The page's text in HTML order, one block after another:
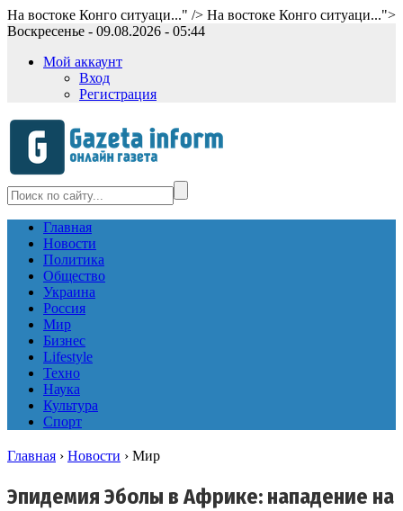
На востоке Конго ситуаци..." /> На востоке Конго ситуаци...">
Воскресенье - 09.08.2026 - 05:44
Мой аккаунт
Вход
Регистрация
Главная
Новости
Политика
Общество
Украина
Россия
Мир
Бизнес
Lifestyle
Техно
Наука
Культура
Спорт
Главная › Новости › Мир
Эпидемия Эболы в Африке: нападение на